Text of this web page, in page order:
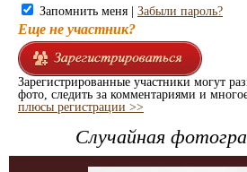
Запомнить меня | Забыли пароль?
Еще не участник?
Зарегистрированные участники могут
фото, следить за комментариями и
плюсы регистрации >>
Случайная